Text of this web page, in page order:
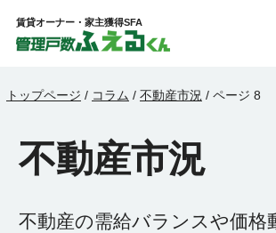
賃貸オーナー・家主獲得SFA
トップページ / コラム / 不動産市況 / ページ 8
不動産市況
不動産の需給バランスや価格